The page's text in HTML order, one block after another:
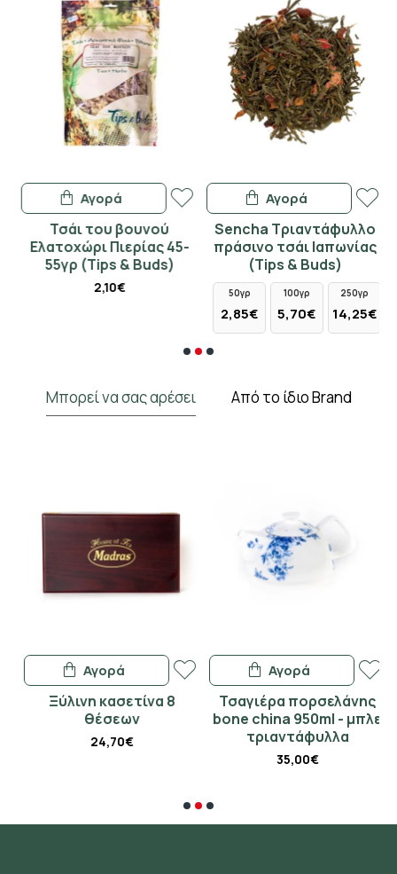
Τσάι του βουνού
Ελατοχώρι Πιερίας 45-
55γρ (Tips & Buds)
2,10€
Αγορά
Sencha Τριαντάφυλλο
πράσινο τσάι Ιαπωνίας
(Tips & Buds)
50γρ
2,85€
100γρ
5,70€
250γρ
14,25€
Αγορά
Μπορεί να σας αρέσει Από το ίδιο Brand
Ξύλινη κασετίνα 8
θέσεων
24,70€
Αγορά
Τσαγιέρα πορσελάνης
bone china 950ml - μπλε
τριαντάφυλλα
35,00€
Αγορά